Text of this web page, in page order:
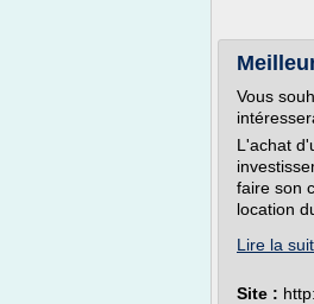
Vous
L'achat
faire son
location
Lire la
Site :